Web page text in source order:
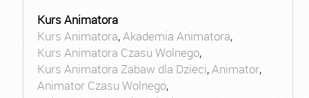
Kurs Animatora
Kurs Animatora,Akademia Animatora,
Kurs Animatora Czasu Wolnego,
Kurs Animatora Zabaw dla Dzieci,Animator,
Animator Czasu Wolnego,